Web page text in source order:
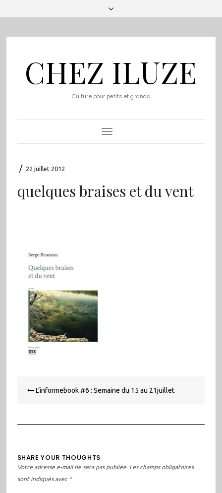
CHEZ ILUZE
Culture pour petits et grands
Toggle
Navigation
/ 22 juillet 2012
quelques braises et du vent
de L’informebook #6 : Semaine du 15 au 21juillet
SHARE YOUR THOUGHTS
Votre adresse e-mail ne sera pas publiée. Les champs obligatoires
sont indiqués avec *